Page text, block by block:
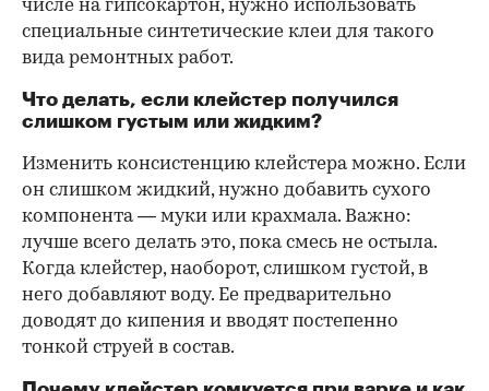
числе на гипсокартон, нужно использовать
специальные синтетические клеи для такого
вида ремонтных работ.
Что делать, если клейстер получился
слишком густым или жидким?
Изменить консистенцию клейстера можно. Если
он слишком жидкий, нужно добавить сухого
компонента — муки или крахмала. Важно:
лучше всего делать это, пока смесь не остыла.
Когда клейстер, наоборот, слишком густой, в
него добавляют воду. Ее предварительно
доводят до кипения и вводят постепенно
тонкой струей в состав.